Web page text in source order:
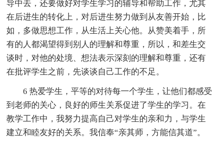
导中去，还要做好对学生学习的辅导和帮助工作，尤其
在后进生的转化上，对后进生努力做到从友善开始，比
如，多做思想工作，从生活上关心他。从赞美着手，所
有的人都渴望得到别人的理解和尊重，所以，和差生交
谈时，对他的处境、想法表示深刻的理解和尊重，还有
在批评学生之前，先谈谈自己工作的不足。
6 热爱学生，平等的对待每一个学生，让他们都感受
到老师的关心，良好的师生关系促进了学生的学习。在
教学工作中，我努力提高自己对学生的亲和力，与学生
建立和睦友好的关系。我信奉“亲其师，方能信其道”。